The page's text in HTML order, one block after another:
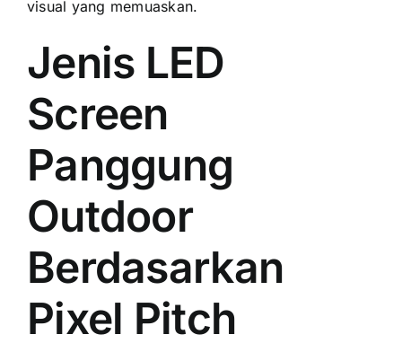
visual уаng memuaskan.
Jenis LED
Screen
Panggung
Outdoor
Berdasarkan
Pixel Pitch